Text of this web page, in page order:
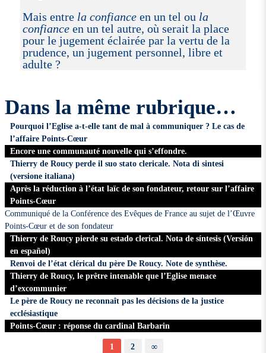
Mais entrela confianceen un tel ou la
confianceen un tel autre, où serait la place
pour le jugement éclairée par la vertu de la
prudence, un jugement personnel, libre et
adulte ?
Dans la même rubrique…
Pourquoi l’Eglise a-t-elle tant de mal à communiquer ? Le cas de
l’affaire Points-Cœur
Encore une communauté nouvelle qui s’effondre.
Thierry de Roucy perde il suo stato clericale. Nota di sintesi
(versione italiana)
Après la réduction à l’état laïc de son fondateur, retour sur l’affaire
Points-Cœur
Communiqué de la Conférence des Evêques de France au sujet de l’Œuvre
Points-Cœur et de son fondateur
Thierry de Roucy pierde su estado clerical. Nota de síntesis (Versión
en español)
Renvoi de l’état clérical du père De Roucy. Note de synthèse.
Thierry de Roucy, le prêtre intenable que l’Eglise menace
d’excommunier
Le père de Roucy ne reconnaît pas les décisions de la justice
ecclésiastique
Points-Cœur : réponse du cardinal Barbarin
1 2 ∞